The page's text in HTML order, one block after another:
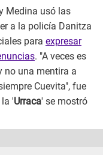
Medina usó las
a la policía Danitza
para expresar
. "A veces es
no una mentira a
Cuevita", fue
'Urraca' se mostró